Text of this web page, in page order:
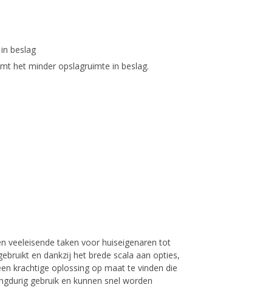
beslag
het minder opslagruimte in beslag.
veeleisende taken voor huiseigenaren tot
en dankzij het brede scala aan opties,
krachtige oplossing op maat te vinden die
gebruik en kunnen snel worden